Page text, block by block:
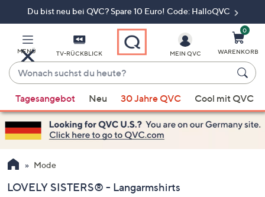
Du bist neu bei QVC? Spare 10 Euro! Code: HalloQVC
MENÜ TV-RÜCKBLICK
Wonach
suchst
du
heute?
Vorschläge
verfügbar
sind,
verwenden
Sie
Pfeiltasten
MEIN QVC
0
WARENKORB
Tagesangebot Neu 30 Jahre QVC Cool mit QVC
Mode
LOVELY SISTERS® - Langarmshirts